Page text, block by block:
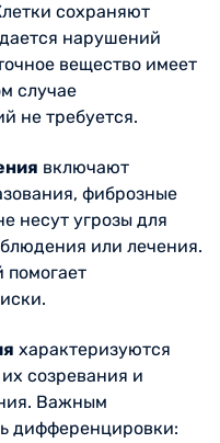
сохраняют
нарушений
вещество имеет
случае
не требуется.
включают
фиброзные
несут угрозы для
или лечения.
помогает
характеризуются
созревания и
Важным
дифференцировки: